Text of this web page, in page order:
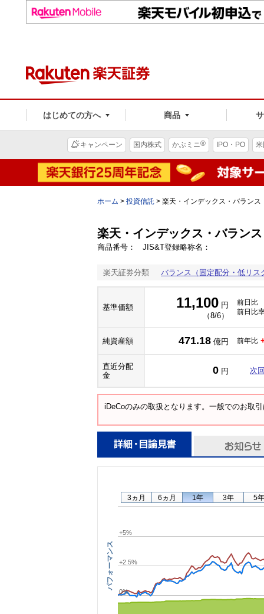
はじめての方へ 商品
キャンペーン 国内株式 かぶミニ® IPO・PO
ホーム > 投資信託 > 楽天・インデックス・バランス
楽天・インデックス・バラン
商品番号： JIS&T登録略称名：
楽天証券分類 バランス（固定配分・低リス
基準価額 11,100 円
（8/6）
前日比
前日比
純資産額 471.18 億円 前年比
直近分配
金
0 円 次
iDeCoのみの取扱となります。一般でのお取
パフォーマンス
0%
+2.5%
+5%
3ヵ月 6ヵ月 1年 3年 5年